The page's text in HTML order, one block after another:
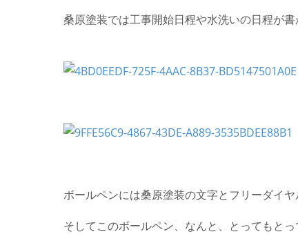
桑原塗装では工事開始日程や水洗いの日程が
ボールペンには桑原塗装の文字とフリーダ
そしてこのボールペン、なんと、とってもと